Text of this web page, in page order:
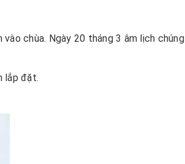
chùa. Ngày 20 tháng 3 âm lịch chúng
lắp đặt.